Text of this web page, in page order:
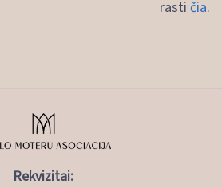
rasti čia.
Rekvizitai: